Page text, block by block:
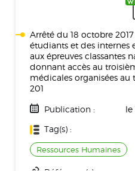
Arrêté du 18 octobre
étudiants et des internes
aux épreuves classantes
donnant accès au
médicales organisées
201
Publication :
le
Tag(s) :
Ressources Humaines